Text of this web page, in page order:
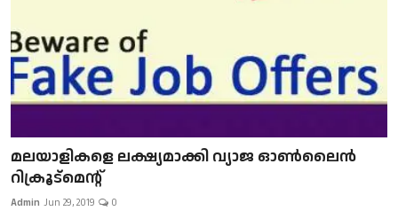
മലയാളികളെ ലക്ഷ്യമാക്കി വ്യാജ ഓൺലൈൻ
റിക്രൂട്മെന്റ്
Admin Jun 29, 2019 0